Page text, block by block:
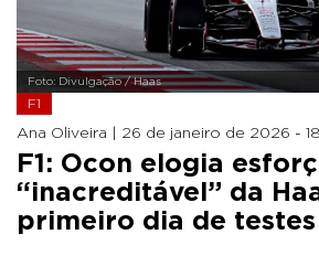
Foto: Divulgação / Haas
F1
Ana Oliveira | 26 de janeiro de 2026 -
F1: Ocon elogia
“inacreditável” da
primeiro dia de testes